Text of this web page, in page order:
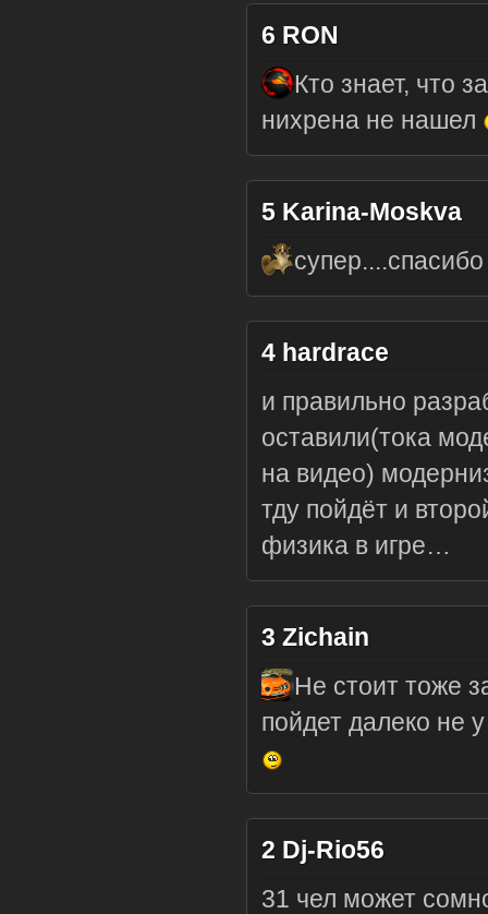
6 RON
Кто знает, что
нихрена не нашел
5 Karina-Moskva
4 hardrace
и правильно
оставили(тока
на видео)
тду пойдёт и
физика в игре…
3 Zichain
Не стоит тоже
пойдет далеко не
2 Dj-Rio56
31 чел может